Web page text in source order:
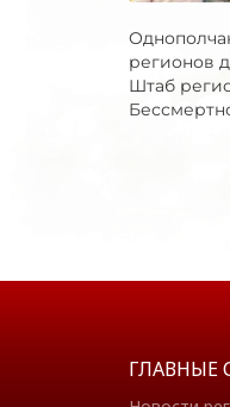
регионов
Штаб
ГЛАВНЫЕ